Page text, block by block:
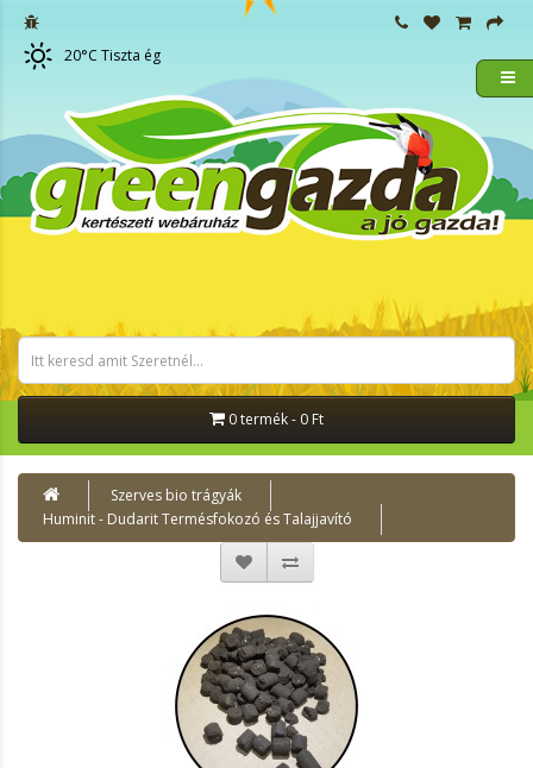
20°C Tiszta ég
0 termék - 0 Ft
Szerves bio trágyák
Huminit - Dudarit Termésfokozó és Talajjavító